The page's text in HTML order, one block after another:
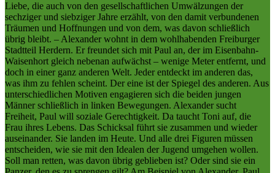
Liebe, die auch von den gesellschaftlichen Umwälzungen der
sechziger und siebziger Jahre erzählt, von den damit verbundenen
Träumen und Hoffnungen und von dem, was davon schließlich
übrig bleibt. – Alexander wohnt in dem wohlhabenden Freiburger
Stadtteil Herdern. Er freundet sich mit Paul an, der im Eisenbahn-
Waisenhort gleich nebenan aufwächst – wenige Meter entfernt, und
doch in einer ganz anderen Welt. Jeder entdeckt im anderen das,
was ihm zu fehlen scheint. Der eine ist der Spiegel des anderen. Aus
unterschiedlichen Motiven engagieren sich die beiden jungen
Männer schließlich in linken Bewegungen. Alexander sucht
Freiheit, Paul will soziale Gerechtigkeit. Da taucht Toni auf, die
Frau ihres Lebens. Das Schicksal führt sie zusammen und wieder
auseinander. Sie landen im Heute. Und alle drei Figuren müssen
entscheiden, wie sie mit den Idealen der Jugend umgehen wollen.
Soll man retten, was davon übrig geblieben ist? Oder sind sie ein